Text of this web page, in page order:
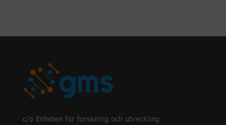
c/o Enheten för forskning och utveckling